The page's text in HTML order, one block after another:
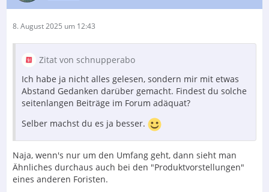
8. August 2025 um 12:43
Zitat von schnupperabo
Ich habe ja nicht alles gelesen, sondern mir mit etwas
Abstand Gedanken darüber gemacht. Findest du solche
seitenlangen Beiträge im Forum adäquat?
Selber machst du es ja besser.
Naja, wenn's nur um den Umfang geht, dann sieht man
Ähnliches durchaus auch bei den "Produktvorstellungen"
eines anderen Foristen.